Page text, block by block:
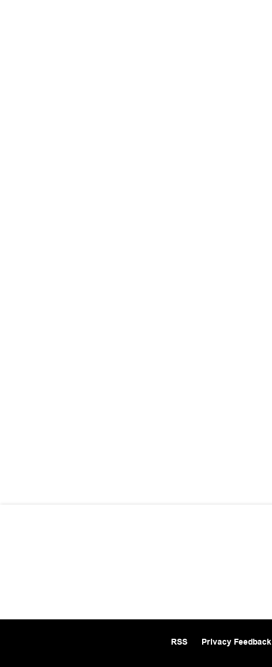
Privacy Feedback
RSS